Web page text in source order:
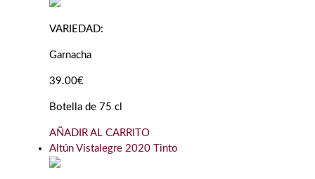
VARIEDAD:
Garnacha
39.00€
Botella de 75 cl
AÑADIR AL CARRITO
Altún Vistalegre 2020 Tinto